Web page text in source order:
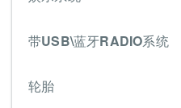
带USB\蓝牙RADIO系统
轮胎